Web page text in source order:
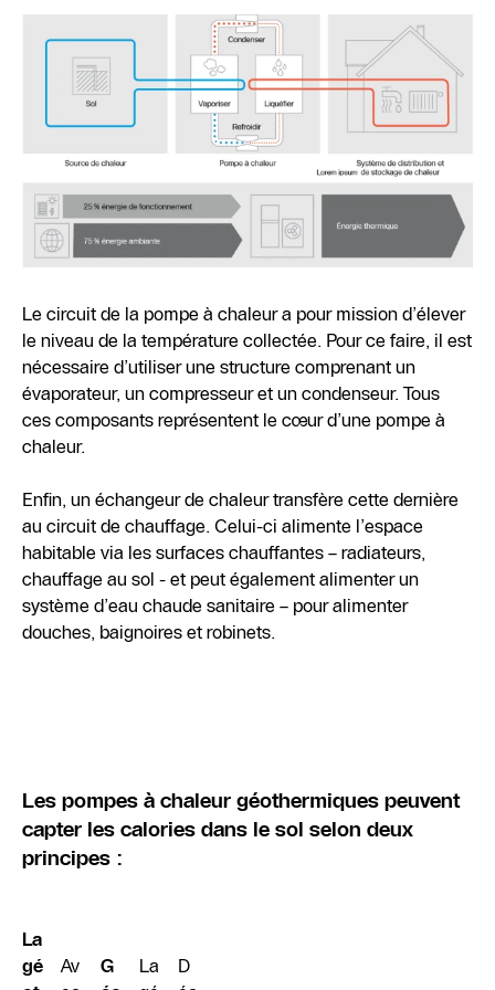
Le circuit de la pompe à chaleur a pour mission d’élever
le niveau de la température collectée. Pour ce faire, il est
nécessaire d’utiliser une structure comprenant un
évaporateur, un compresseur et un condenseur. Tous
ces composants représentent le cœur d’une pompe à
chaleur.
Enfin, un échangeur de chaleur transfère cette dernière
au circuit de chauffage. Celui-ci alimente l’espace
habitable via les surfaces chauffantes – radiateurs,
chauffage au sol - et peut également alimenter un
système d’eau chaude sanitaire – pour alimenter
douches, baignoires et robinets.
Les pompes à chaleur géothermiques peuvent
capter les calories dans le sol selon deux
principes :
La
gé
Av
G
La
D